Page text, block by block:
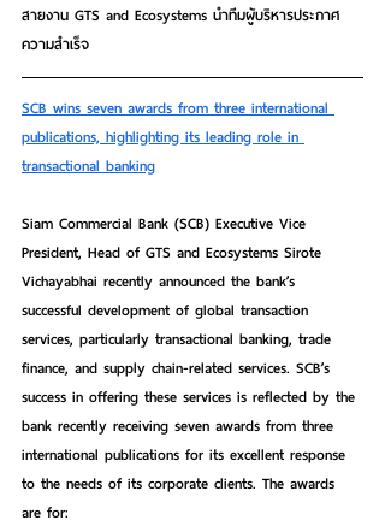
สายงาน GTS and Ecosystems นำทีมผู้บริหารประกาศ
ความสำเร็จ
SCB wins seven awards from three international
publications, highlighting its leading role in
transactional banking
Siam Commercial Bank (SCB) Executive Vice
President, Head of GTS and Ecosystems Sirote
Vichayabhai recently announced the bank’s
successful development of global transaction
services, particularly transactional banking, trade
finance, and supply chain-related services. SCB’s
success in offering these services is reflected by the
bank recently receiving seven awards from three
international publications for its excellent response
to the needs of its corporate clients. The awards
are for: